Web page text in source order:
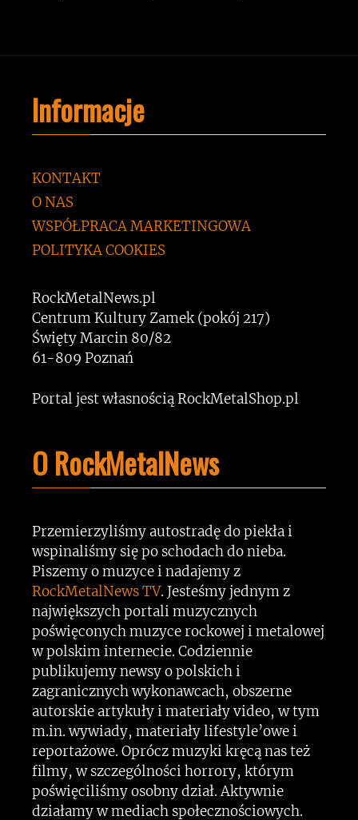
Informacje
KONTAKT
O NAS
WSPÓŁPRACA MARKETINGOWA
POLITYKA COOKIES
RockMetalNews.pl
Centrum Kultury Zamek (pokój 217)
Święty Marcin 80/82
61-809 Poznań
Portal jest własnością RockMetalShop.pl
O RockMetalNews
Przemierzyliśmy autostradę do piekła i
wspinaliśmy się po schodach do nieba.
Piszemy o muzyce i nadajemy z
RockMetalNews TV. Jesteśmy jednym z
największych portali muzycznych
poświęconych muzyce rockowej i metalowej
w polskim internecie. Codziennie
publikujemy newsy o polskich i
zagranicznych wykonawcach, obszerne
autorskie artykuły i materiały video, w tym
m.in. wywiady, materiały lifestyle’owe i
reportażowe. Oprócz muzyki kręcą nas też
filmy, w szczególności horrory, którym
poświęciliśmy osobny dział. Aktywnie
działamy w mediach społecznościowych.